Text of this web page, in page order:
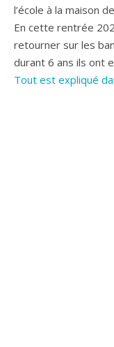
l’école à la maison
En cette rentrée
retourner sur les
durant 6 ans ils ont
Tout est expliqué